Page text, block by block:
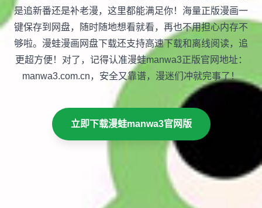
是追新番还是补老漫，这里都能满足你！海量正版漫画一
键保存到网盘，随时随地想看就看，再也不用担心内存不
够啦。漫蛙漫画网盘下载还支持高速下载和离线阅读，追
更超方便！对了，记得认准漫蛙manwa3正版官网地址：
manwa3.com.cn，安全又靠谱，漫迷们冲就完事了！
立即下载漫蛙manwa3官网版